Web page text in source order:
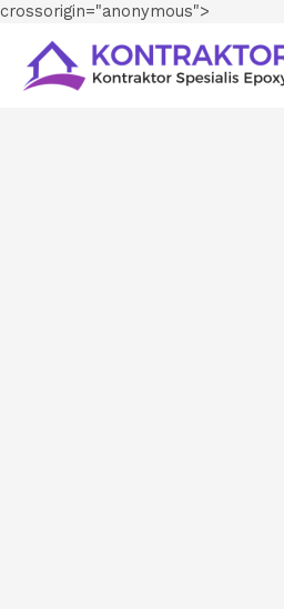
crossorigin="anonymous">